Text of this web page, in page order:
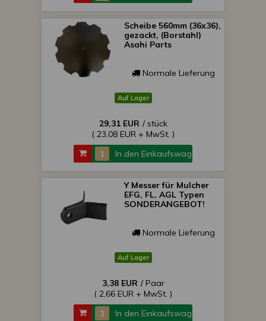
Scheibe 560mm (36x36),
gezackt, (Borstahl)
Asahi Parts
Normale Lieferung
Auf Lager
29,31 EUR / stück
( 23,08 EUR + MwSt. )
In den Einkaufswagen
Y Messer für Mulcher
EFG, FL, AGL Typen
SONDERANGEBOT!
Normale Lieferung
Auf Lager
3,38 EUR / Paar
( 2,66 EUR + MwSt. )
In den Einkaufswagen